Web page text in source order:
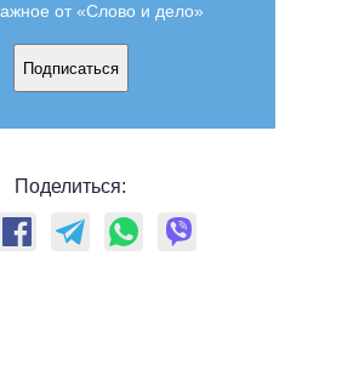
от «Слово и дело»
Подписаться
Поделиться: